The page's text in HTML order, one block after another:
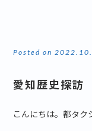
Posted on
愛知歴史探
こんにちは。都タク